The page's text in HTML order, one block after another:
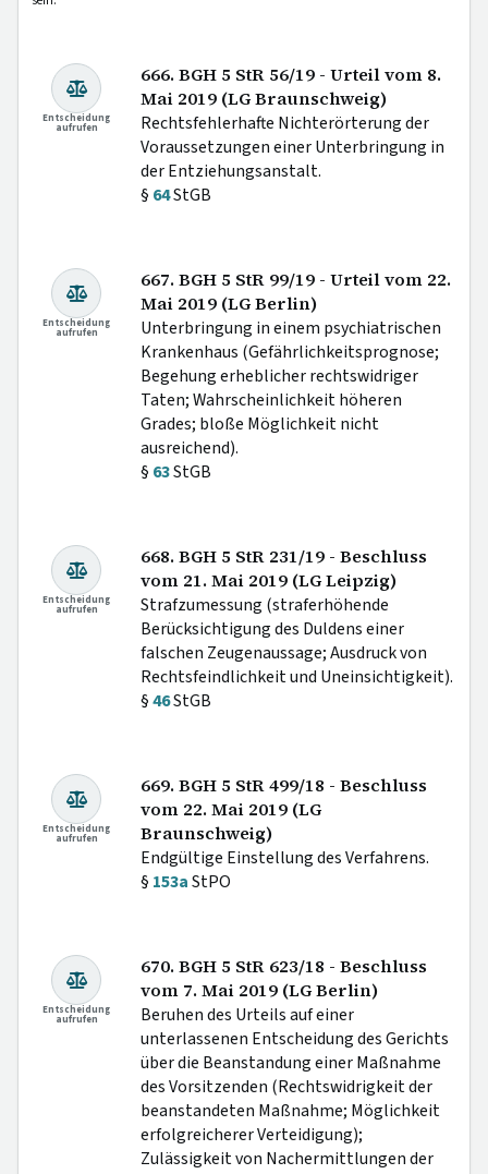
Entscheidung
aufrufen
666. BGH 5 StR 56/19 - Urteil vom 8.
Mai 2019 (LG Braunschweig)
Rechtsfehlerhafte Nichterörterung der
Voraussetzungen einer Unterbringung in
der Entziehungsanstalt.
§ 64StGB
Entscheidung
aufrufen
667. BGH 5 StR 99/19 - Urteil vom 22.
Mai 2019 (LG Berlin)
Unterbringung in einem psychiatrischen
Krankenhaus (Gefährlichkeitsprognose;
Begehung erheblicher rechtswidriger
Taten; Wahrscheinlichkeit höheren
Grades; bloße Möglichkeit nicht
ausreichend).
§ 63StGB
Entscheidung
aufrufen
668. BGH 5 StR 231/19 - Beschluss
vom 21. Mai 2019 (LG Leipzig)
Strafzumessung (straferhöhende
Berücksichtigung des Duldens einer
falschen Zeugenaussage; Ausdruck von
Rechtsfeindlichkeit und Uneinsichtigkeit).
§46StGB
Entscheidung
aufrufen
669. BGH 5 StR 499/18 - Beschluss
vom 22. Mai 2019 (LG
Braunschweig)
Endgültige Einstellung des Verfahrens.
§ 153aStPO
Entscheidung
aufrufen
670. BGH 5 StR 623/18 - Beschluss
vom 7. Mai 2019 (LG Berlin)
Beruhen des Urteils auf einer
unterlassenen Entscheidung des Gerichts
über die Beanstandung einer Maßnahme
des Vorsitzenden (Rechtswidrigkeit der
beanstandeten Maßnahme; Möglichkeit
erfolgreicherer Verteidigung);
Zulässigkeit von Nachermittlungen der